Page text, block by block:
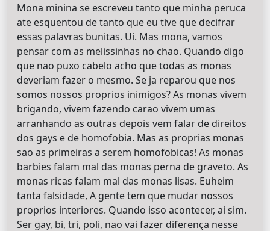
Mona minina se escreveu tanto que minha peruca
ate esquentou de tanto que eu tive que decifrar
essas palavras bunitas. Ui. Mas mona, vamos
pensar com as melissinhas no chao. Quando digo
que nao puxo cabelo acho que todas as monas
deveriam fazer o mesmo. Se ja reparou que nos
somos nossos proprios inimigos? As monas vivem
brigando, vivem fazendo carao vivem umas
arranhando as outras depois vem falar de direitos
dos gays e de homofobia. Mas as proprias monas
sao as primeiras a serem homofobicas! As monas
barbies falam mal das monas perna de graveto. As
monas ricas falam mal das monas lisas. Euheim
tanta falsidade, A gente tem que mudar nossos
proprios interiores. Quando isso acontecer, ai sim.
Ser gay, bi, tri, poli, nao vai fazer diferença nesse